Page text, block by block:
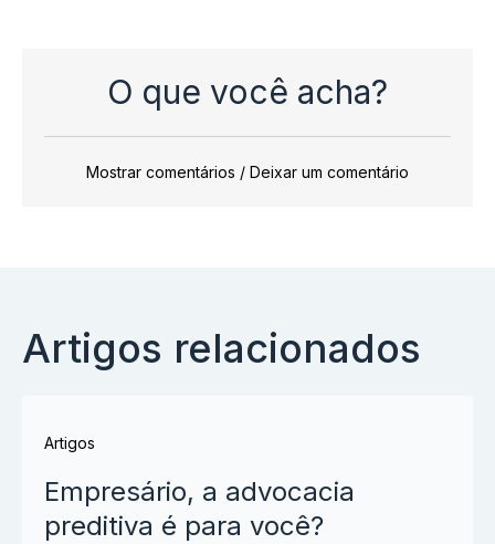
O que você acha?
Mostrar comentários / Deixar um comentário
Artigos relacionados
Artigos
Empresário, a advocacia
preditiva é para você?